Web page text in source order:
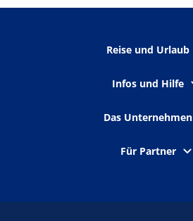
Reise und Urlaub
Infos und Hilfe
Das Unternehmen
Für Partner